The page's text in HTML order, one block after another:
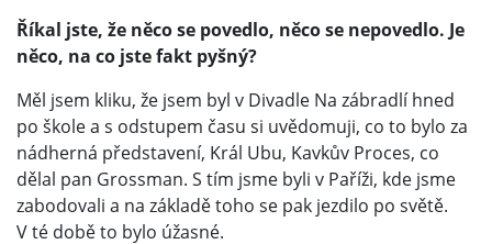
Říkal jste, že něco se povedlo, něco se nepovedlo. Je
něco, na co jste fakt pyšný?
Měl jsem kliku, že jsem byl v Divadle Na zábradlí hned
po škole a s odstupem času si uvědomuji, co to bylo za
nádherná představení, Král Ubu, Kavkův Proces, co
dělal pan Grossman. S tím jsme byli v Paříži, kde jsme
zabodovali a na základě toho se pak jezdilo po světě.
V té době to bylo úžasné.